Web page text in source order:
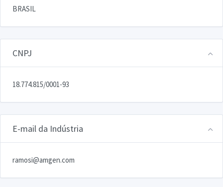
BRASIL
CNPJ
18.774.815/0001-93
E-mail da Indústria
ramosi@amgen.com